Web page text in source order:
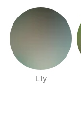
Lily